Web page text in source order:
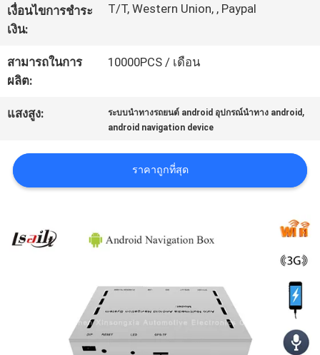
ติดต่อ
เรา
ข่าว
คดี
เว็บไซต์
เงื่อนไขการชำระ
เงิน:
T/T, Western Union, , Paypal
สามารถในการ
ผลิต:
10000PCS / เดือน
แสงสูง: ระบบนำทางรถยนต์ android อุปกรณ์นำทาง android ,
android navigation device
ราคาถูกที่สุด